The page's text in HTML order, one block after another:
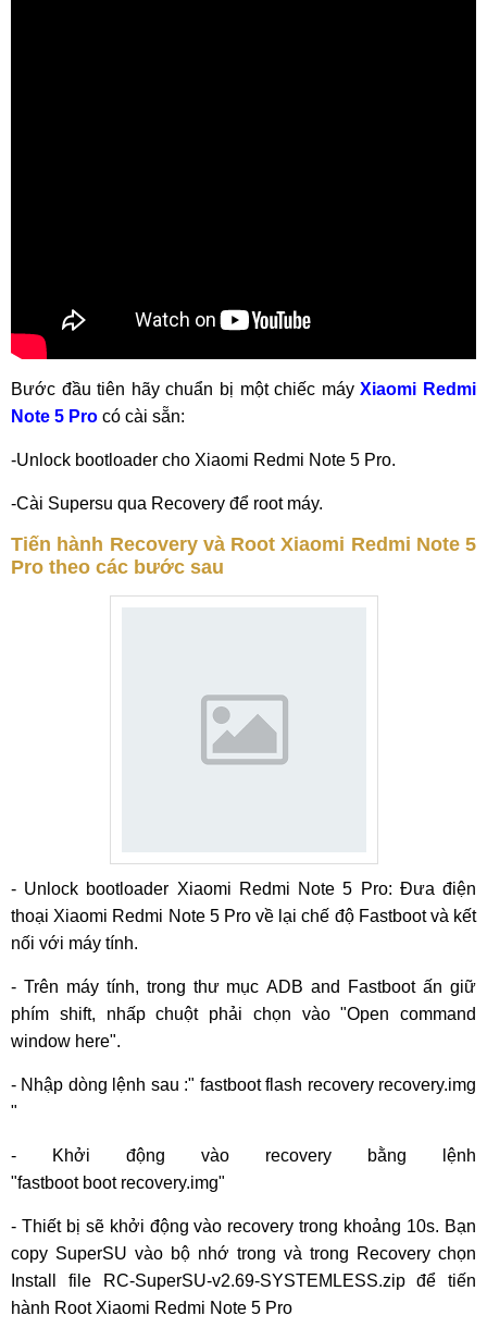
Bước đầu tiên hãy chuẩn bị một chiếc máyXiaomi Redmi
Note 5 Pro có cài sẵn:
-Unlock bootloader cho Xiaomi Redmi Note 5 Pro.
-Cài Supersu qua Recovery để root máy.
Tiến hành Recovery và Root Xiaomi Redmi Note 5
Pro theo các bước sau
- Unlock bootloader Xiaomi Redmi Note 5 Pro: Đưa điện
thoại Xiaomi Redmi Note 5 Pro về lại chế độ Fastboot và kết
nối với máy tính.
- Trên máy tính, trong thư mục ADB and Fastboot ấn giữ
phím shift, nhấp chuột phải chọn vào "Open command
window here".
- Nhập dòng lệnh sau :" fastboot flash recovery recovery.img
"
- Khởi động vào recovery bằng lệnh
"fastboot boot recovery.img"
- Thiết bị sẽ khởi động vào recovery trong khoảng 10s. Bạn
copy SuperSU vào bộ nhớ trong và trong Recovery chọn
Install file RC-SuperSU-v2.69-SYSTEMLESS.zip để tiến
hành Root Xiaomi Redmi Note 5 Pro